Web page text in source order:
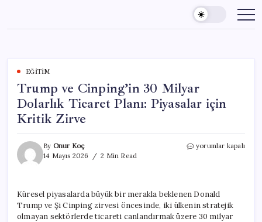
content
EĞITIM
Trump ve Cinping’in 30 Milyar
Dolarlık Ticaret Planı: Piyasalar için
Kritik Zirve
By Onur Koç
14 Mayıs 2026
2 Min Read
Trump
Dolarlık
Ticaret
Planı:
yorumlar kapalı
Küresel piyasalarda büyük bir merakla beklenen Donald
Trump ve Şi Cinping zirvesi öncesinde, iki ülkenin stratejik
olmayan sektörlerde ticareti canlandırmak üzere 30 milyar